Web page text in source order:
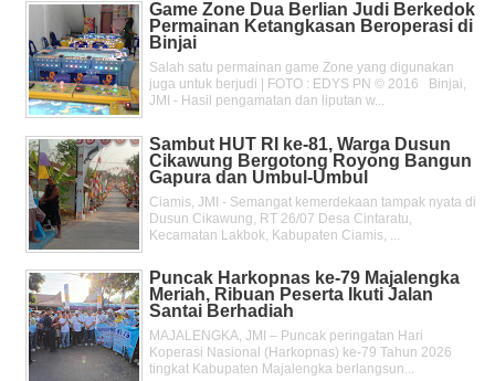
Game Zone Dua Berlian Judi Berkedok
Permainan Ketangkasan Beroperasi di
Binjai
Salah satu permainan game Zone yang digunakan
juga untuk berjudi | FOTO : EDYS PN © 2016 Binjai,
JMI - Hasil pengamatan dan liputan w...
Sambut HUT RI ke-81, Warga Dusun
Cikawung Bergotong Royong Bangun
Gapura dan Umbul-Umbul
Ciamis, JMI - Semangat kemerdekaan tampak nyata di
Dusun Cikawung, RT 26/07 Desa Cintaratu,
Kecamatan Lakbok, Kabupaten Ciamis, ...
Puncak Harkopnas ke-79 Majalengka
Meriah, Ribuan Peserta Ikuti Jalan
Santai Berhadiah
MAJALENGKA, JMI – Puncak peringatan Hari
Koperasi Nasional (Harkopnas) ke-79 Tahun 2026
tingkat Kabupaten Majalengka berlangsun...